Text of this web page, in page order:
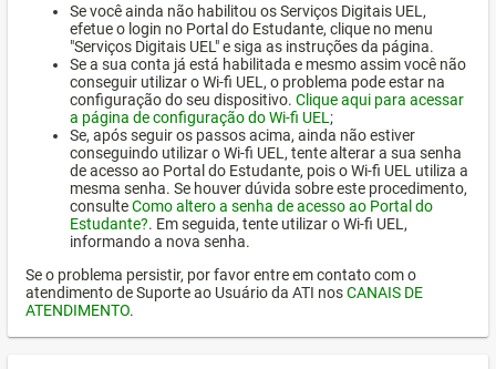
Se você ainda não habilitou os Serviços Digitais UEL,
efetue o login no Portal do Estudante, clique no menu
"Serviços Digitais UEL" e siga as instruções da página.
Se a sua conta já está habilitada e mesmo assim você não
conseguir utilizar o Wi-fi UEL, o problema pode estar na
configuração do seu dispositivo. Clique aqui para acessar
a página de configuração do Wi-fi UEL ;
Se, após seguir os passos acima, ainda não estiver
conseguindo utilizar o Wi-fi UEL, tente alterar a sua senha
de acesso ao Portal do Estudante, pois o Wi-fi UEL utiliza a
mesma senha. Se houver dúvida sobre este procedimento,
consulteComo altero a senha de acesso ao Portal do
Estudante?. Em seguida, tente utilizar o Wi-fi UEL,
informando a nova senha.
Se o problema persistir, por favor entre em contato com o
atendimento de Suporte ao Usuário da ATI nosCANAIS DE
ATENDIMENTO.